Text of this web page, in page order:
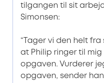
tilgangen til sit
Simonsen:
“Tager vi den helt
at Philip ringer til
opgaven. Vurderer
opgaven, sender